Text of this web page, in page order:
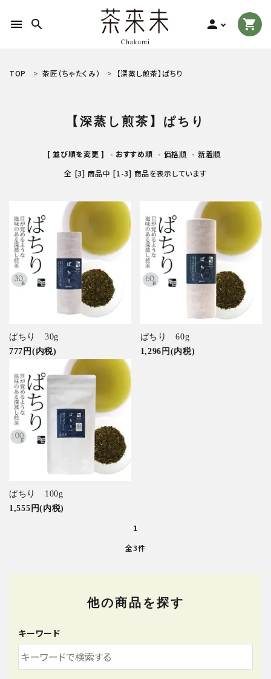
menu search person shopping_cart
search
ACCOUNT MENU
ようこそ ゲスト 様
ログイン person 新規会員登録
食品から探す
ティーグッズから探す
特集アイテムから探す
ガイドライン
TOP 茶匠（ちゃたくみ） 【深蒸し煎茶】ぱちり
【深蒸し煎茶】ぱちり
[ 並び順を変更 ] - おすすめ順 - 価格順 - 新着順
全 [3] 商品中 [1-3] 商品を表示しています
ぱちり 30g
777円(内税)
ぱちり 60g
1,296円(内税)
ぱちり 100g
1,555円(内税)
1
全3件
他の商品を探す
キーワード